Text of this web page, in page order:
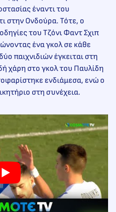
έναντι του
στην Ονδούρα. Τότε, ο
του Τζόνι Φαντ Σχιπ
ένα γκολ σε κάθε
παιχνιδιών έγκειται στη
χάρη στο γκολ του Παυλίδη
ενδιάμεσα, ενώ ο
στη συνέχεια.